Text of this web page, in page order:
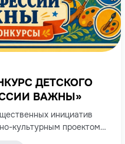
ДЕТСКОГО
ВАЖНЫ»
инициатив
культурным проектом